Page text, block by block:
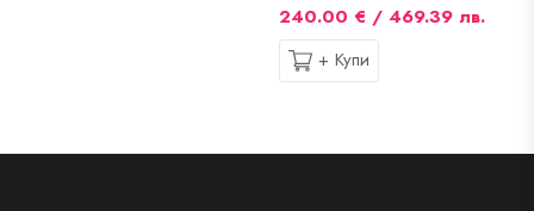
240.00 € / 469.39 лв.
+ Купи